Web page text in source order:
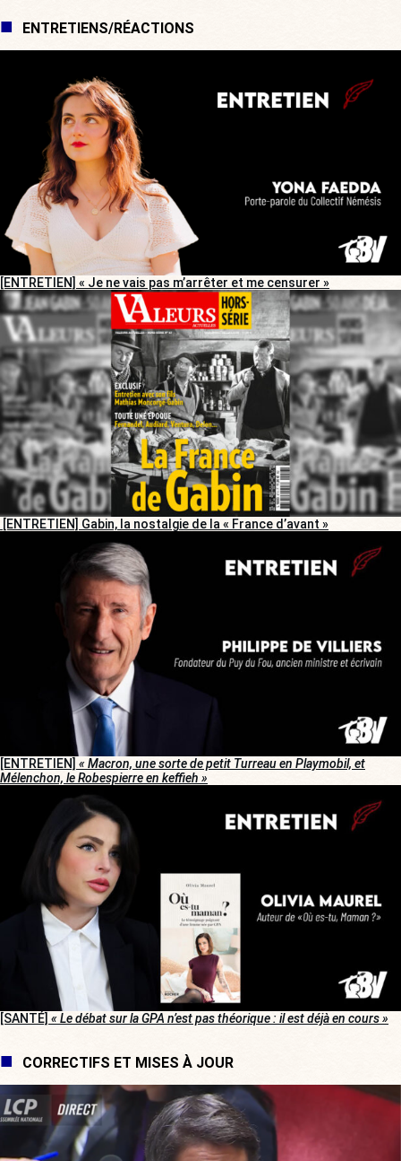
ENTRETIENS/RÉACTIONS
[ENTRETIEN] « Je ne vais pas m’arrêter et me censurer »
[ENTRETIEN] Gabin, la nostalgie de la « France d’avant »
[ENTRETIEN] « Macron, une sorte de petit Turreau en Playmobil, et
Mélenchon, le Robespierre en keffieh »
[SANTÉ] « Le débat sur la GPA n’est pas théorique : il est déjà en cours »
CORRECTIFS ET MISES À JOUR